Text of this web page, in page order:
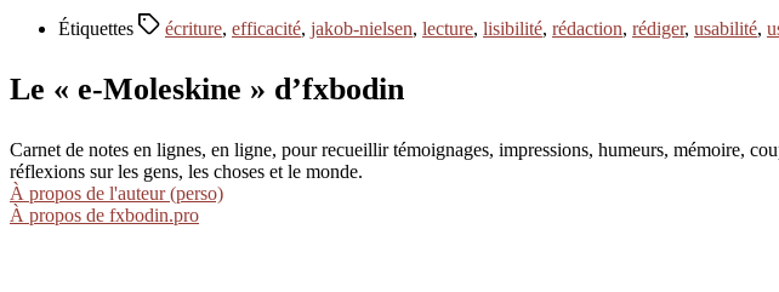
Étiquettes écriture, efficacité, jakob-nielsen, lecture, lisibilité, rédaction, rédiger, usabilité,
Le « e-Moleskine » d’fxbodin
Carnet de notes en lignes, en ligne, pour recueillir témoignages, impressions, humeurs, mémoire,
réflexions sur les gens, les choses et le monde.
À propos de l'auteur (perso)
À propos de fxbodin.pro